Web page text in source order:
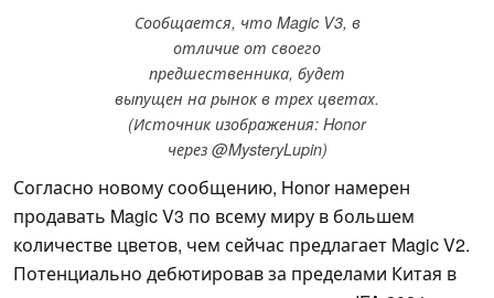
Сообщается, что Magic V3, в
отличие от своего
предшественника, будет
выпущен на рынок в трех цветах.
(Источник изображения: Honor
через @MysteryLupin)
Согласно новому сообщению, Honor намерен
продавать Magic V3 по всему миру в большем
количестве цветов, чем сейчас предлагает Magic V2.
Потенциально дебютировав за пределами Китая в